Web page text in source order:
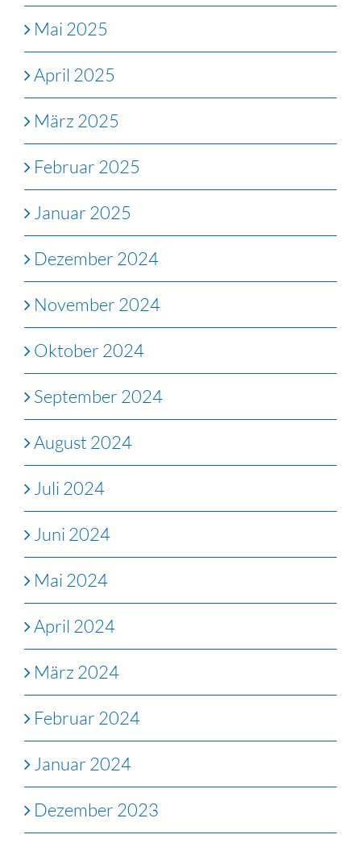
Mai 2025
April 2025
März 2025
Februar 2025
Januar 2025
Dezember 2024
November 2024
Oktober 2024
September 2024
August 2024
Juli 2024
Juni 2024
Mai 2024
April 2024
März 2024
Februar 2024
Januar 2024
Dezember 2023